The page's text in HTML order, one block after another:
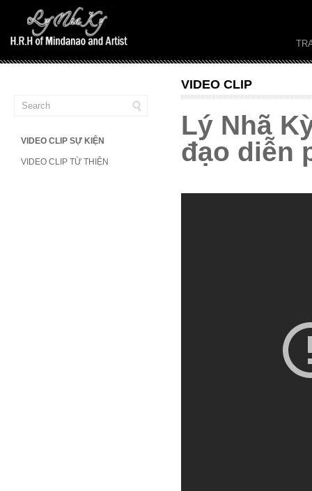
VIDEO CLIP SỰ KIỆN
VIDEO CLIP TỪ THIỆN
VIDEO CLIP
Lý Nhã
đạo diễn